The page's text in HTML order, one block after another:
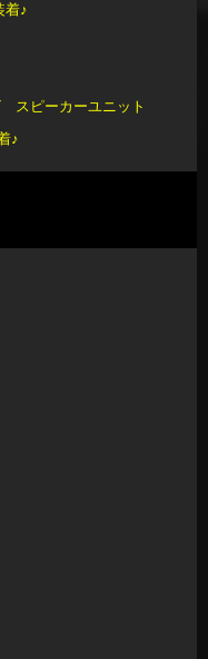
着♪
ピーカーユニット
♪